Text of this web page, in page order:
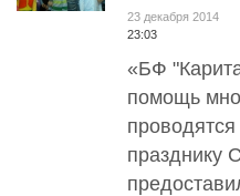
23 декабря 2014
23:03
«БФ
помощь
празднику